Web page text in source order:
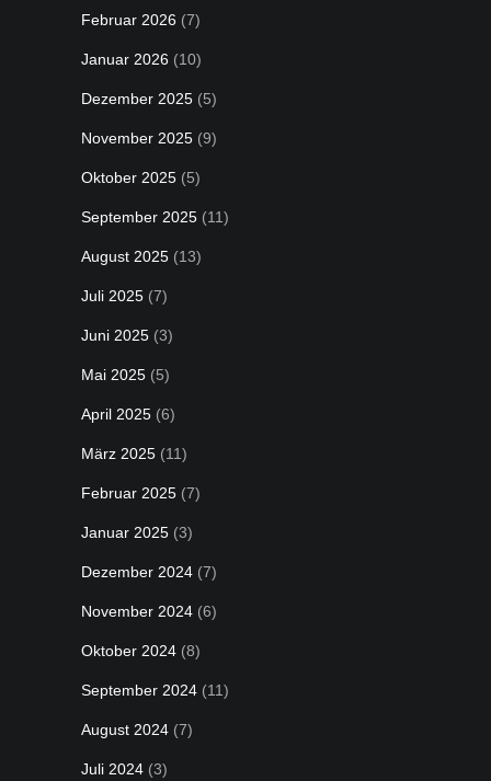
Februar 2026 (7)
Januar 2026 (10)
Dezember 2025 (5)
November 2025 (9)
Oktober 2025 (5)
September 2025 (11)
August 2025 (13)
Juli 2025 (7)
Juni 2025 (3)
Mai 2025 (5)
April 2025 (6)
März 2025 (11)
Februar 2025 (7)
Januar 2025 (3)
Dezember 2024 (7)
November 2024 (6)
Oktober 2024 (8)
September 2024 (11)
August 2024 (7)
Juli 2024 (3)